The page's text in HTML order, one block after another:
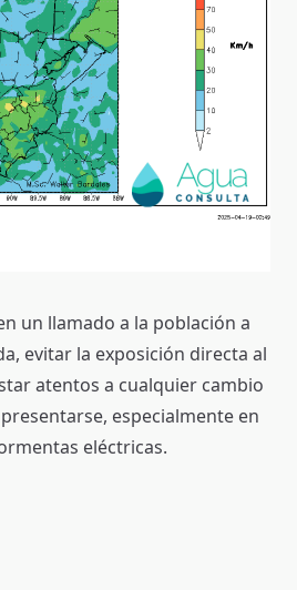
un llamado a la población a
evitar la exposición directa al
atentos a cualquier cambio
especialmente en
eléctricas.